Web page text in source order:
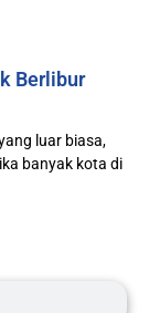
Berlibur
luar biasa,
banyak kota di